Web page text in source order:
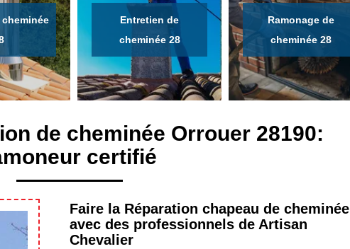
Entretien de
cheminée 28
Ramonage de
cheminée 28
de cheminée Orrouer 28190:
certifié
Faire la Réparation chapeau de cheminée
avec des professionnels de Artisan
Chevalier